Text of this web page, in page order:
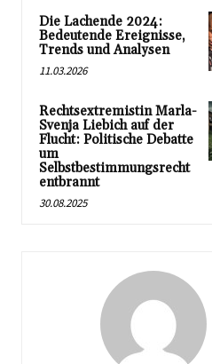
Die Lachende 2024:
Bedeutende Ereignisse,
Trends und Analysen
11.03.2026
Rechtsextremistin Marla-
Svenja Liebich auf der
Flucht: Politische Debatte
um
Selbstbestimmungsrecht
entbrannt
30.08.2025